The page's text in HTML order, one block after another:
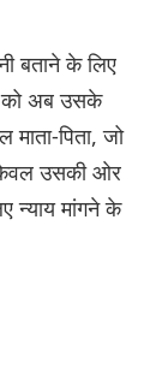
बताने के लिए
को अब उसके
माता-पिता, जो
केवल उसकी ओर
न्याय मांगने के